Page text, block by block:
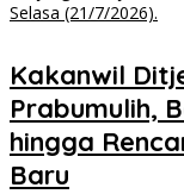
Kakanwil
Prabumulih,
hingga
Baru